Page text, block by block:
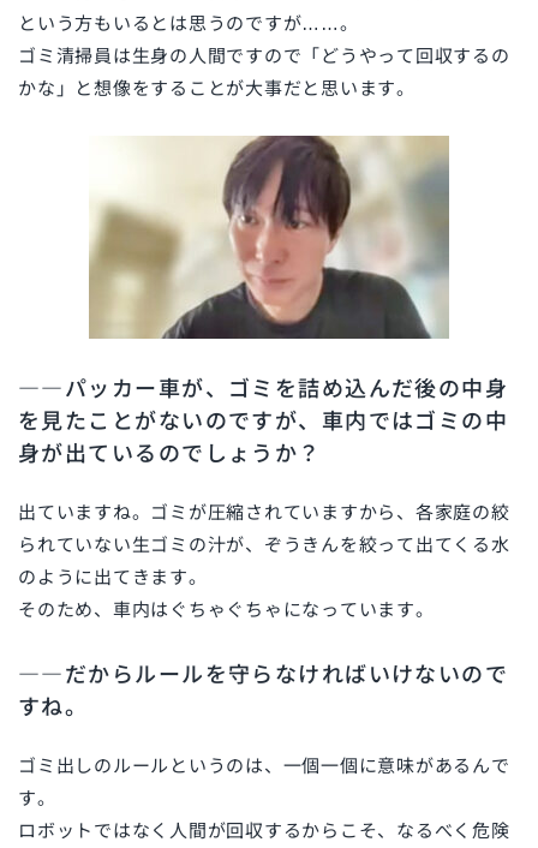
という方もいるとは思うのですが……。
ゴミ清掃員は生身の人間ですので「どうやって回収するの
かな」と想像をすることが大事だと思います。
――パッカー車が、ゴミを詰め込んだ後の中身
を見たことがないのですが、車内ではゴミの中
身が出ているのでしょうか？
出ていますね。ゴミが圧縮されていますから、各家庭の絞
られていない生ゴミの汁が、ぞうきんを絞って出てくる水
のように出てきます。
そのため、車内はぐちゃぐちゃになっています。
――だからルールを守らなければいけないので
すね。
ゴミ出しのルールというのは、一個一個に意味があるんで
す。
ロボットではなく人間が回収するからこそ、なるべく危険